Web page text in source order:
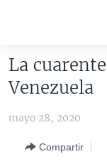
accesibilidad
principal
Salte
AMÉRICA DEL
MÉXICO
HAITÍ
ELECCIONES
VOTO DIVIDIDO
VOA VERIFICA
VOA VERIFICA
AMÉRICA LATINA
La
Venezuela
mayo 28, 2020
Compartir